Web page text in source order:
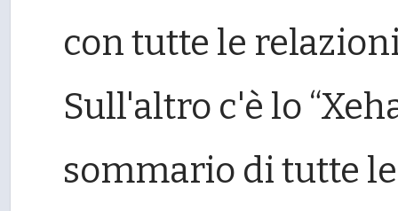
con tutte le
Sull'altro c'è lo
sommario di tutte